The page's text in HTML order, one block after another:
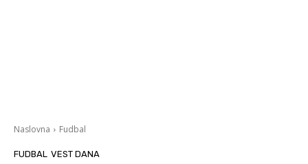
Naslovna Fudbal
FUDBAL VEST DANA